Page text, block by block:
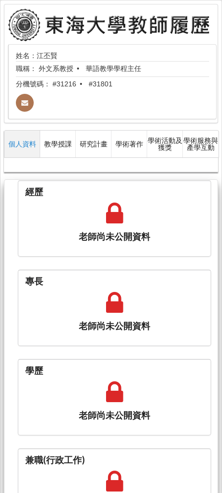
姓名：江丕賢
職稱： 外文系教授
華語教學學程主任
分機號碼： #31216 #31801
個人資料 教學授課 研究計畫 學術著作 學術活動及
獲獎
學術服務與
產學互動
經歷
老師尚未公開資料
專長
老師尚未公開資料
學歷
老師尚未公開資料
兼職(行政工作)